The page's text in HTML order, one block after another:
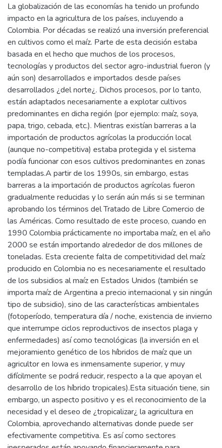
La globalización de las economías ha tenido un profundo
impacto en la agricultura de los países, incluyendo a
Colombia. Por décadas se realizó una inversión preferencial
en cultivos como el maíz. Parte de esta decisión estaba
basada en el hecho que muchos de los procesos,
tecnologías y productos del sector agro-industrial fueron (y
aún son) desarrollados e importados desde países
desarrollados ¿del norte¿. Dichos procesos, por lo tanto,
están adaptados necesariamente a explotar cultivos
predominantes en dicha región (por ejemplo: maíz, soya,
papa, trigo, cebada, etc.). Mientras existían barreras a la
importación de productos agrícolas la producción local
(aunque no-competitiva) estaba protegida y el sistema
podía funcionar con esos cultivos predominantes en zonas
templadas.A partir de los 1990s, sin embargo, estas
barreras a la importación de productos agrícolas fueron
gradualmente reducidas y lo serán aún más si se terminan
aprobando los términos del Tratado de Libre Comercio de
las Américas. Como resultado de este proceso, cuando en
1990 Colombia prácticamente no importaba maíz, en el año
2000 se están importando alrededor de dos millones de
toneladas. Esta creciente falta de competitividad del maíz
producido en Colombia no es necesariamente el resultado
de los subsidios al maíz en Estados Unidos (también se
importa maíz de Argentina a precio internacional y sin ningún
tipo de subsidio), sino de las características ambientales
(fotoperíodo, temperatura día / noche, existencia de invierno
que interrumpe ciclos reproductivos de insectos plaga y
enfermedades) así como tecnológicas (la inversión en el
mejoramiento genético de los híbridos de maíz que un
agricultor en Iowa es inmensamente superior, y muy
difícilmente se podrá reducir, respecto a la que apoyan el
desarrollo de los híbrido tropicales).Esta situación tiene, sin
embargo, un aspecto positivo y es el reconocimiento de la
necesidad y el deseo de ¿tropicalizar¿ la agricultura en
Colombia, aprovechando alternativas donde puede ser
efectivamente competitiva. Es así como sectores